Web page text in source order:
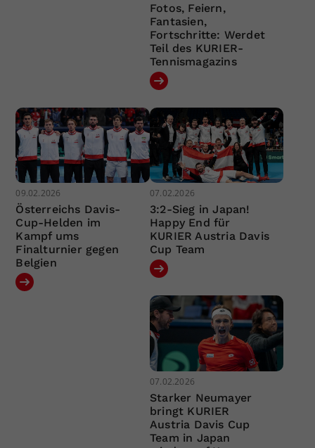
Fotos, Feiern,
Fantasien,
Fortschritte: Werdet
Teil des KURIER-
Tennismagazins
09.02.2026
Österreichs Davis-
Cup-Helden im
Kampf ums
Finalturnier gegen
Belgien
07.02.2026
3:2-Sieg in Japan!
Happy End für
KURIER Austria Davis
Cup Team
07.02.2026
Starker Neumayer
bringt KURIER
Austria Davis Cup
Team in Japan